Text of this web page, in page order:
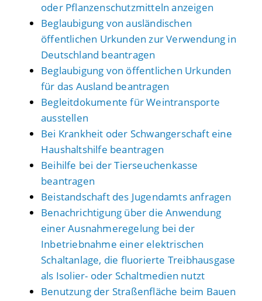
oder Pflanzenschutzmitteln anzeigen
Beglaubigung von ausländischen
öffentlichen Urkunden zur Verwendung in
Deutschland beantragen
Beglaubigung von öffentlichen Urkunden
für das Ausland beantragen
Begleitdokumente für Weintransporte
ausstellen
Bei Krankheit oder Schwangerschaft eine
Haushaltshilfe beantragen
Beihilfe bei der Tierseuchenkasse
beantragen
Beistandschaft des Jugendamts anfragen
Benachrichtigung über die Anwendung
einer Ausnahmeregelung bei der
Inbetriebnahme einer elektrischen
Schaltanlage, die fluorierte Treibhausgase
als Isolier- oder Schaltmedien nutzt
Benutzung der Straßenfläche beim Bauen